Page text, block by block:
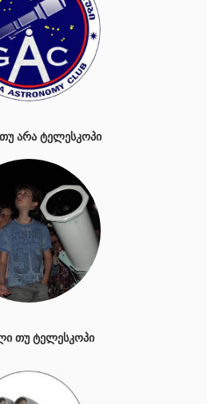
ᲐᲠᲐ ᲢᲔᲚᲔᲡᲙᲝᲞᲘ
ᲗᲣ ᲢᲔᲚᲔᲡᲙᲝᲞᲘ